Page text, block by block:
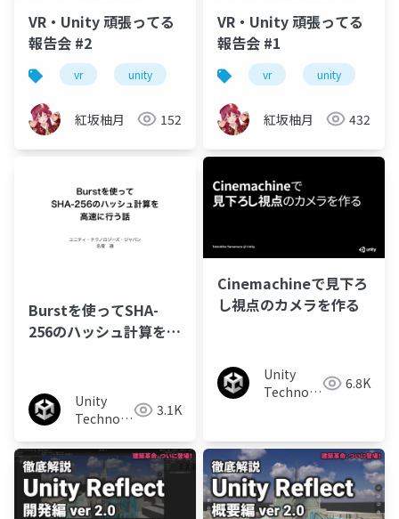
VR・Unity 頑張ってる
報告会 #2
vr unity vrchat 初心者
紅坂柚月 152
VR・Unity 頑張ってる
報告会 #1
vr unity
紅坂柚月 432
Burstを使ってSHA-
256のハッシュ計算を高
Unity
Technologies 3.1K
Cinemachineで見下ろ
し視点のカメラを作る
Unity
Technologies 6.8K